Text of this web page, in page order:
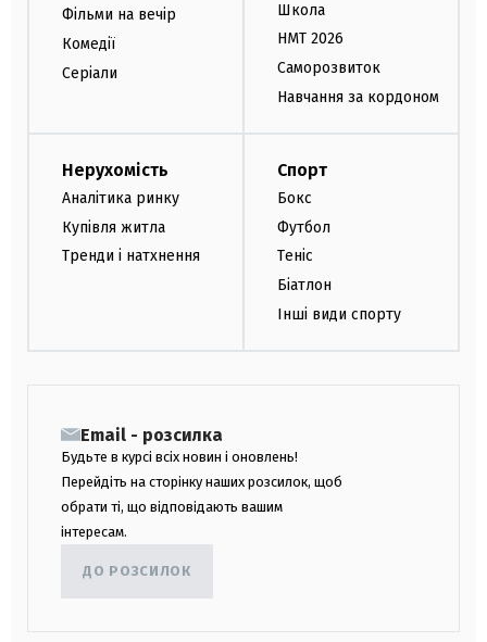
Фільми на вечір
Комедії
Серіали
Школа
НМТ 2026
Саморозвиток
Навчання за кордоном
Нерухомість
Аналітика ринку
Купівля житла
Тренди і натхнення
Спорт
Бокс
Футбол
Теніс
Біатлон
Інші види спорту
Email - розсилка
Будьте в курсі всіх новин і оновлень!
Перейдіть на сторінку наших розсилок, щоб
обрати ті, що відповідають вашим
інтересам.
ДО РОЗСИЛОК